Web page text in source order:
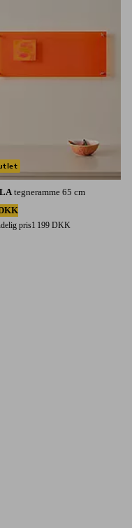
tegneramme 65 cm
pris1 199 DKK